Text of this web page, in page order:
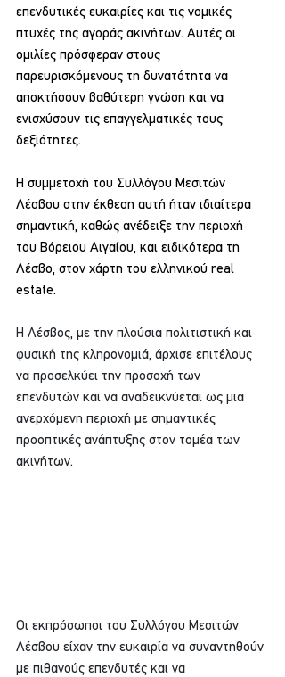
επενδυτικές ευκαιρίες και τις νομικές
πτυχές της αγοράς ακινήτων. Αυτές οι
ομιλίες πρόσφεραν στους
παρευρισκόμενους τη δυνατότητα να
αποκτήσουν βαθύτερη γνώση και να
ενισχύσουν τις επαγγελματικές τους
δεξιότητες.
Η συμμετοχή του Συλλόγου Μεσιτών
Λέσβου στην έκθεση αυτή ήταν ιδιαίτερα
σημαντική, καθώς ανέδειξε την περιοχή
του Βόρειου Αιγαίου, και ειδικότερα τη
Λέσβο, στον χάρτη του ελληνικού real
estate.
Η Λέσβος, με την πλούσια πολιτιστική και
φυσική της κληρονομιά, άρχισε επιτέλους
να προσελκύει την προσοχή των
επενδυτών και να αναδεικνύεται ως μια
ανερχόμενη περιοχή με σημαντικές
προοπτικές ανάπτυξης στον τομέα των
ακινήτων.
Οι εκπρόσωποι του Συλλόγου Μεσιτών
Λέσβου είχαν την ευκαιρία να συναντηθούν
με πιθανούς επενδυτές και να